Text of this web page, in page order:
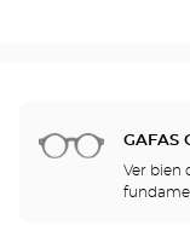
GAFAS
Ver bien